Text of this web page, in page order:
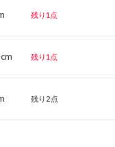
残り1点
残り1点
残り2点